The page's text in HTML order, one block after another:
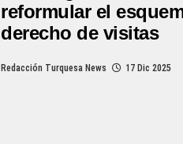
reformular el
derecho de visitas
Redacción Turquesa News 17 Dic 2025